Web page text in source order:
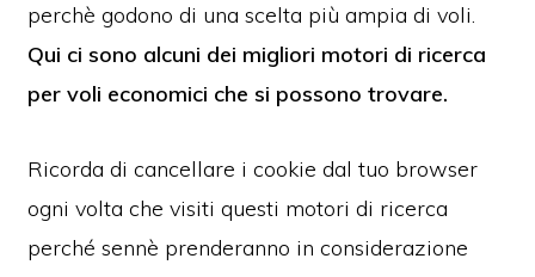
perchè godono di una scelta più ampia di voli.
Qui ci sono alcuni dei migliori motori di ricerca
per voli economici che si possono trovare.
Ricorda di cancellare i cookie dal tuo browser
ogni volta che visiti questi motori di ricerca
perché sennè prenderanno in considerazione